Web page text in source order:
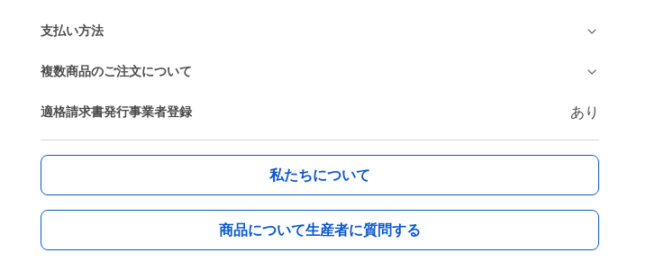
支払い方法
複数商品のご注文について
適格請求書発行事業者登録 あり
私たちについて
商品について生産者に質問する